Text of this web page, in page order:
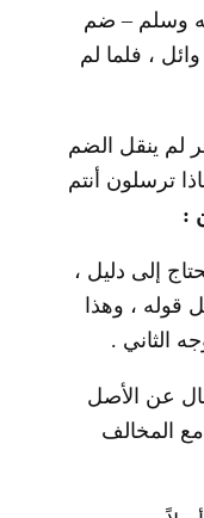
وسلم – ضم
، فلما لم
لم ينقل الضم
ترسلون أنتم
:
إلى دليل ،
قوله ، وهذا
الثاني .
عن الأصل
مع المخالف